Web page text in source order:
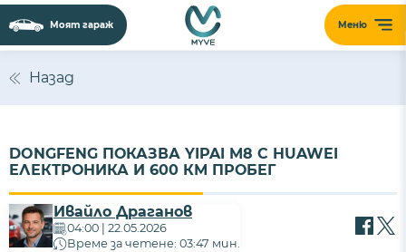
Меню
Моят гараж
Назад
DONGFENG ПОКАЗВА YIPAI M8 С HUAWEI
ЕЛЕКТРОНИКА И 600 КМ ПРОБЕГ
Ивайло Драганов
04:00 | 22.05.2026
Време за четене: 03:47 мин.